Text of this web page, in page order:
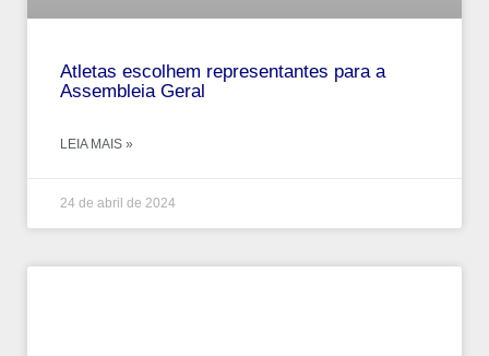
Atletas escolhem representantes para a
Assembleia Geral
LEIA MAIS »
24 de abril de 2024